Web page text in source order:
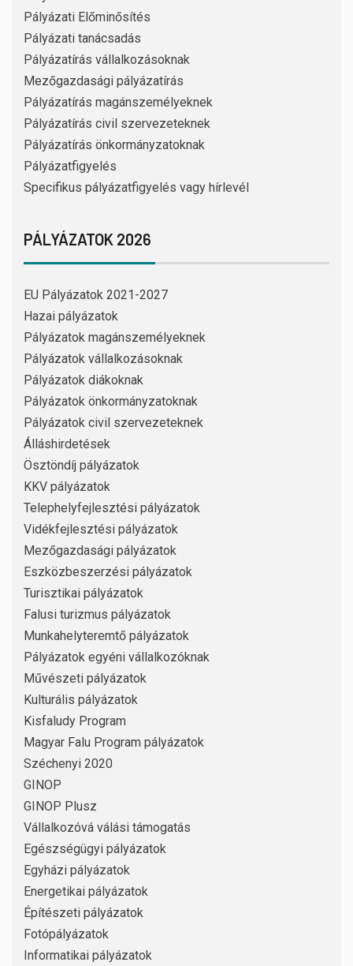
Pályázati Előminősítés
Pályázati tanácsadás
Pályázatírás vállalkozásoknak
Mezőgazdasági pályázatírás
Pályázatírás magánszemélyeknek
Pályázatírás civil szervezeteknek
Pályázatírás önkormányzatoknak
Pályázatfigyelés
Specifikus pályázatfigyelés vagy hírlevél
PÁLYÁZATOK 2026
EU Pályázatok 2021-2027
Hazai pályázatok
Pályázatok magánszemélyeknek
Pályázatok vállalkozásoknak
Pályázatok diákoknak
Pályázatok önkormányzatoknak
Pályázatok civil szervezeteknek
Álláshirdetések
Ösztöndíj pályázatok
KKV pályázatok
Telephelyfejlesztési pályázatok
Vidékfejlesztési pályázatok
Mezőgazdasági pályázatok
Eszközbeszerzési pályázatok
Turisztikai pályázatok
Falusi turizmus pályázatok
Munkahelyteremtő pályázatok
Pályázatok egyéni vállalkozóknak
Művészeti pályázatok
Kulturális pályázatok
Kisfaludy Program
Magyar Falu Program pályázatok
Széchenyi 2020
GINOP
GINOP Plusz
Vállalkozóvá válási támogatás
Egészségügyi pályázatok
Egyházi pályázatok
Energetikai pályázatok
Építészeti pályázatok
Fotópályázatok
Informatikai pályázatok